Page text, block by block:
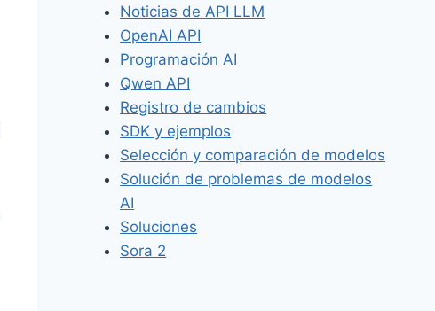
Noticias de API LLM
OpenAI API
Programación AI
Qwen API
Registro de cambios
SDK y ejemplos
Selección y comparación de modelos
Solución de problemas de modelos
AI
Soluciones
Sora 2